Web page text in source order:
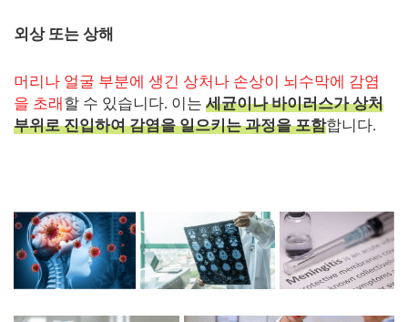
외상 또는 상해
머리나 얼굴 부분에 생긴 상처나 손상이 뇌수막에 감염
을 초래 할 수 있습니다. 이는 세균이나 바이러스가 상처
부위로 진입하여 감염을 일으키는 과정을 포함합니다.